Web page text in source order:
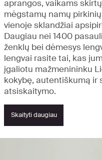
aprangos, vaikams
mėgstamų namų
vienoje sklandžiai
Daugiau nei 1400
ženklų bei dėmesys
lengvai rasite tai, kas
įgaliotu mažmenininku
kokybę, autentiškumą ir
atsiskaitymo.
Skaityti daugiau
Atraskite